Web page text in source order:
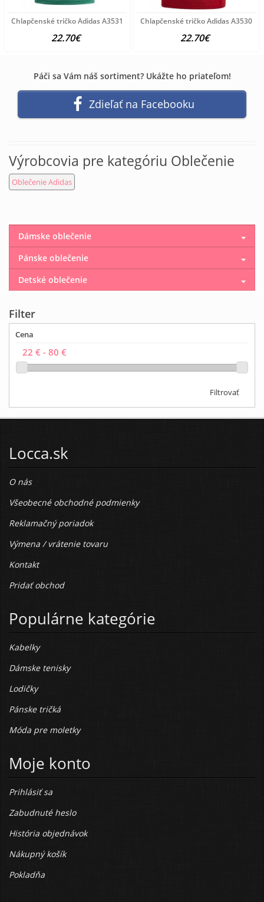
Chlapčenské tričko Adidas A3531
22.70€
Chlapčenské tričko Adidas A3530
22.70€
Páči sa Vám náš sortiment? Ukážte ho priateľom!
Zdieľať na Facebooku
Výrobcovia pre kategóriu Oblečenie
Oblečenie Adidas
Dámske oblečenie
Pánske oblečenie
Detské oblečenie
Filter
Cena
Filtrovať
Locca.sk
O nás
Všeobecné obchodné podmienky
Reklamačný poriadok
Výmena / vrátenie tovaru
Kontakt
Pridať obchod
Populárne kategórie
Kabelky
Dámske tenisky
Lodičky
Pánske tričká
Móda pre moletky
Moje konto
Prihlásiť sa
Zabudnuté heslo
História objednávok
Nákupný košík
Pokladňa